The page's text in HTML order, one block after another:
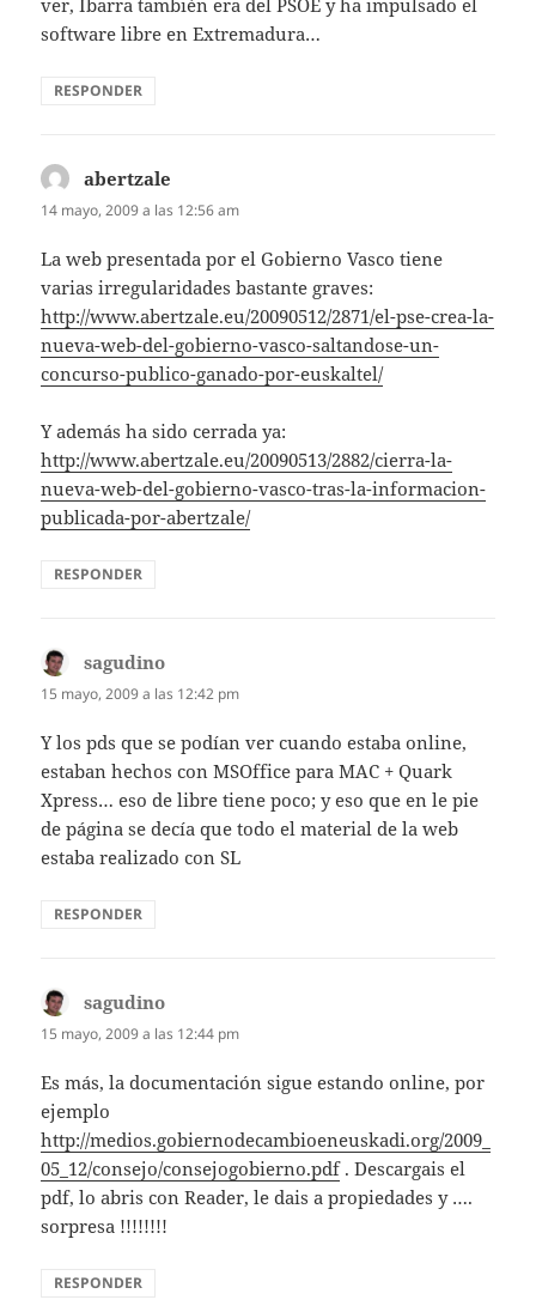
software libre en Extremadura…
RESPONDER
abertzale
14 mayo, 2009 a las 12:56 am
La web presentada por el Gobierno Vasco tiene
varias irregularidades bastante graves:
http://www.abertzale.eu/20090512/2871/el-pse-crea-la-
nueva-web-del-gobierno-vasco-saltandose-un-
concurso-publico-ganado-por-euskaltel/
Y además ha sido cerrada ya:
http://www.abertzale.eu/20090513/2882/cierra-la-
nueva-web-del-gobierno-vasco-tras-la-informacion-
publicada-por-abertzale/
RESPONDER
sagudino
15 mayo, 2009 a las 12:42 pm
Y los pds que se podían ver cuando estaba online,
estaban hechos con MSOffice para MAC + Quark
Xpress… eso de libre tiene poco; y eso que en le pie
de página se decía que todo el material de la web
estaba realizado con SL
RESPONDER
sagudino
15 mayo, 2009 a las 12:44 pm
Es más, la documentación sigue estando online, por
ejemplo
http://medios.gobiernodecambioeneuskadi.org/2009_
05_12/consejo/consejogobierno.pdf. Descargais el
pdf, lo abris con Reader, le dais a propiedades y ….
sorpresa !!!!!!!!
RESPONDER